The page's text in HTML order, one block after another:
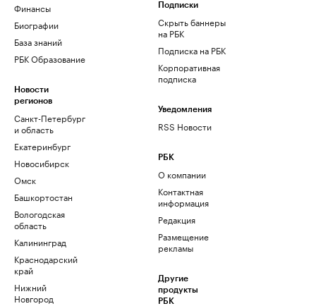
Финансы
Биографии
База знаний
РБК Образование
Новости
регионов
Санкт-Петербург
и область
Екатеринбург
Новосибирск
Омск
Башкортостан
Вологодская
область
Калининград
Краснодарский
край
Нижний
Новгород
Подписки
Скрыть баннеры
на РБК
Подписка на РБК
Корпоративная
подписка
Уведомления
RSS Новости
РБК
О компании
Контактная
информация
Редакция
Размещение
рекламы
Другие
продукты
РБК